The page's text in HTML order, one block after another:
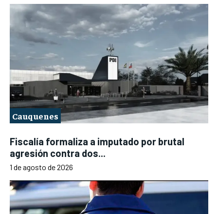
Cauquenes
Fiscalía formaliza a imputado por brutal
agresión contra dos...
1 de agosto de 2026